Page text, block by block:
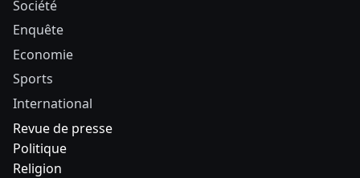
Société
Enquête
Economie
Sports
International
Revue de presse
Politique
Religion